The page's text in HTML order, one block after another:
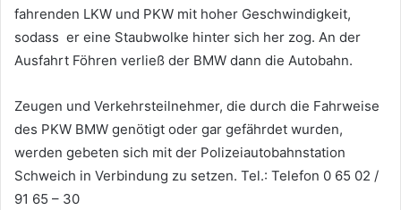
fahrenden LKW und PKW mit hoher Geschwindigkeit,
sodass er eine Staubwolke hinter sich her zog. An der
Ausfahrt Föhren verließ der BMW dann die Autobahn.
Zeugen und Verkehrsteilnehmer, die durch die Fahrweise
des PKW BMW genötigt oder gar gefährdet wurden,
werden gebeten sich mit der Polizeiautobahnstation
Schweich in Verbindung zu setzen. Tel.: Telefon 0 65 02 /
91 65 – 30